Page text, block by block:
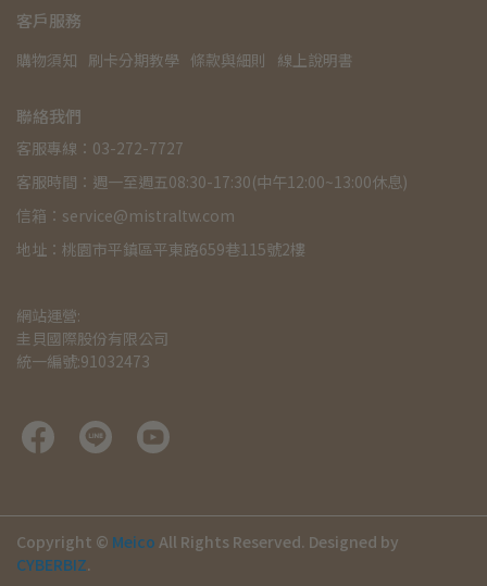
客戶服務
購物須知 刷卡分期教學 條款與細則 線上說明書
聯絡我們
客服專線：03-272-7727
客服時間：週一至週五08:30-17:30(中午12:00~13:00休息)
信箱：service@mistraltw.com
地址：桃園市平鎮區平東路659巷115號2樓
網站運營:
圭貝國際股份有限公司
統一編號:91032473
Copyright © Meico All Rights Reserved. Designed by
CYBERBIZ.